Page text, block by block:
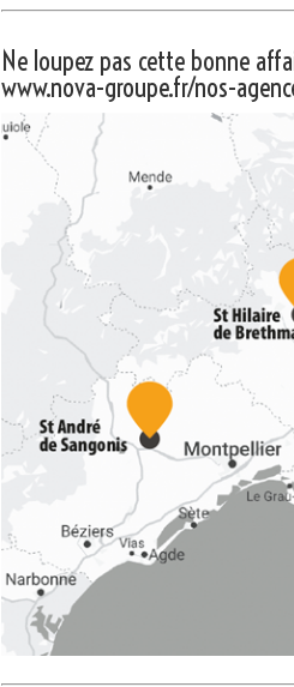
Ne loupez pas cette bonne
www.nova-groupe.fr/nos-